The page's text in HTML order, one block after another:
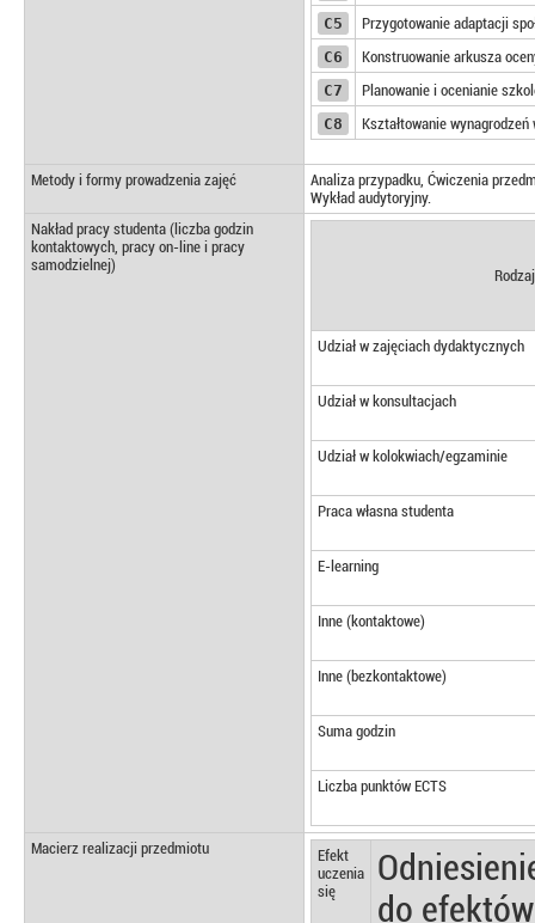
C5
Przygotowanie adaptacji
C6
Konstruowanie arkusza
C7
Planowanie i ocenianie
C8
Kształtowanie
Metody i formy prowadzenia zajęć
Analiza przypadku, Ćwiczenia
Wykład audytoryjny.
Nakład pracy studenta (liczba godzin
kontaktowych, pracy on-line i pracy
samodzielnej)
Udział w zajęciach dydaktycznych
Udział w konsultacjach
Udział w kolokwiach/egzaminie
Praca własna studenta
E-learning
Inne (kontaktowe)
Inne (bezkontaktowe)
Suma godzin
Liczba punktów ECTS
Macierz realizacji przedmiotu
Efekt
uczenia
się
do efektów